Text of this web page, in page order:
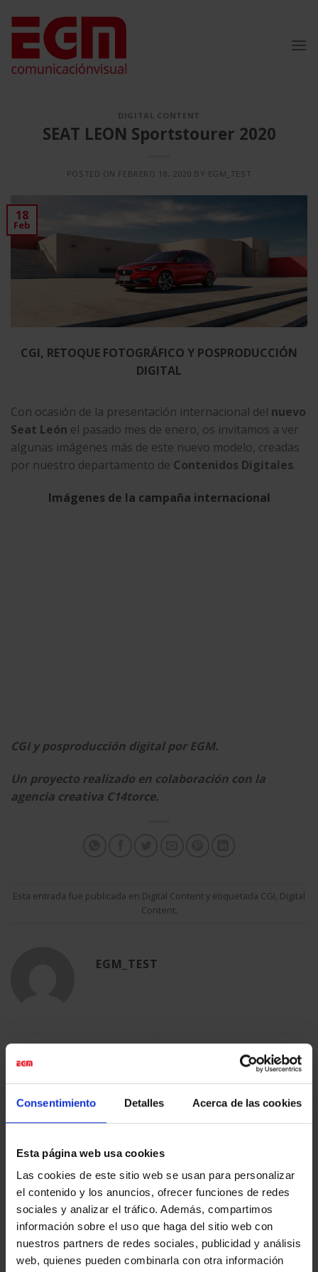
Consentimiento Detalles Acerca de las cookies
Esta página web usa cookies
Las cookies de este sitio web se usan para personalizar
el contenido y los anuncios, ofrecer funciones de redes
sociales y analizar el tráfico. Además, compartimos
información sobre el uso que haga del sitio web con
nuestros partners de redes sociales, publicidad y análisis
web, quienes pueden combinarla con otra información
contenido
DIGITAL CONTENT
SEAT LEON Sportstourer 2020
POSTED ON FEBRERO 18, 2020 BY EGM_TEST
18
Feb
CGI, RETOQUE FOTOGRÁFICO Y POSPRODUCCIÓN
DIGITAL
Con ocasión de la presentación internacional del nuevo
Seat León el pasado mes de enero, os invitamos a ver
algunas imágenes más de este nuevo modelo, creadas
por nuestro departamento de Contenidos Digitales.
Imágenes de la campaña internacional
CGI y posproducción digital por EGM.
Un proyecto realizado en colaboración con la
agencia creativa C14torce.
Esta entrada fue publicada en Digital Contenty etiquetada CGI, Digital
Content.
EGM_TEST
Carlos Pérez Siquier
Comprometidos con la
sostenibilidad y el medio
ambiente
ÚLTIMAS NOTICIAS
LA CAPELLA
Comentarios desactivadosen
LA
CAPELLA
LA VIRREINA
Comentarios desactivadosen